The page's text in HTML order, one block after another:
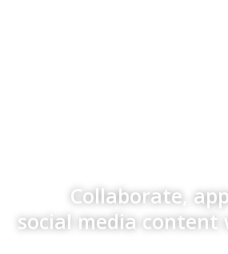
Collaborate,
social media